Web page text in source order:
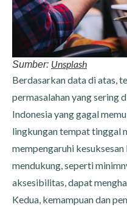
Sumber: Unsplash
Berdasarkan data di atas,
permasalahan yang sering
Indonesia yang gagal
lingkungan tempat tinggal
mempengaruhi
mendukung, seperti
aksesibilitas, dapat
Kedua, kemampuan dan